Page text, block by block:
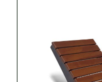
verzinkter Stahl mit